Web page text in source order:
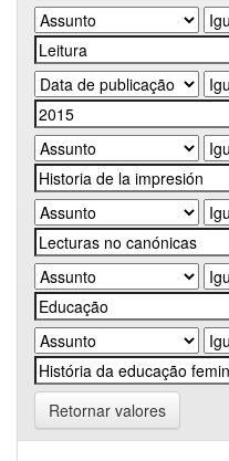
Retornar valores